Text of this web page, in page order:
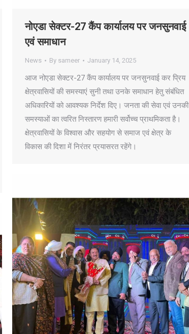
नोएडा सेक्टर-27 कैंप कार्यालय पर जनसुनवाई
एवं समाधान
News By sameer January 14, 2025
आज नोएडा सेक्टर-27 कैंप कार्यालय पर जनसुनवाई कर प्रिय
क्षेत्रवासियों की समस्याएं सुनी तथा उनके समाधान हेतु संबंधित
अधिकारियों को आवश्यक निर्देश दिए। जनता की सेवा एवं उनकी
समस्याओं का त्वरित निस्तारण हमारी सर्वोच्च प्राथमिकता है।
क्षेत्रवासियों के विश्वास और सहयोग से समाज एवं क्षेत्र के
विकास की दिशा में निरंतर प्रयासरत रहेंगे।